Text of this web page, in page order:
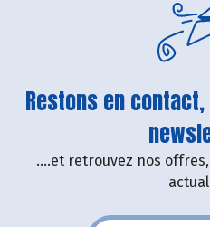
Restons en
....et retrouvez nos